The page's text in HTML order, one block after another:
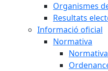
Organismes
Resultats
Informació oficial
Normativa